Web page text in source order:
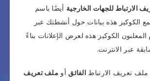
الارتباط للجهات الخارجية أيضًا باسم
الكوكيز هذه بيانات حول أنشطتك عبر
الكوكيز هذه لعرض الإعلانات بناءً
عبر الانترنت.
تعريف الارتباط الفائقأو ملف تعريف